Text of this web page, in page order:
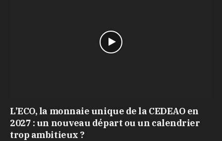
L’ECO, la monnaie unique de la CEDEAO en
2027 : un nouveau départ ou un calendrier
trop ambitieux ?